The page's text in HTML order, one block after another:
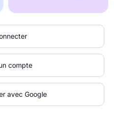
compte
avec Google